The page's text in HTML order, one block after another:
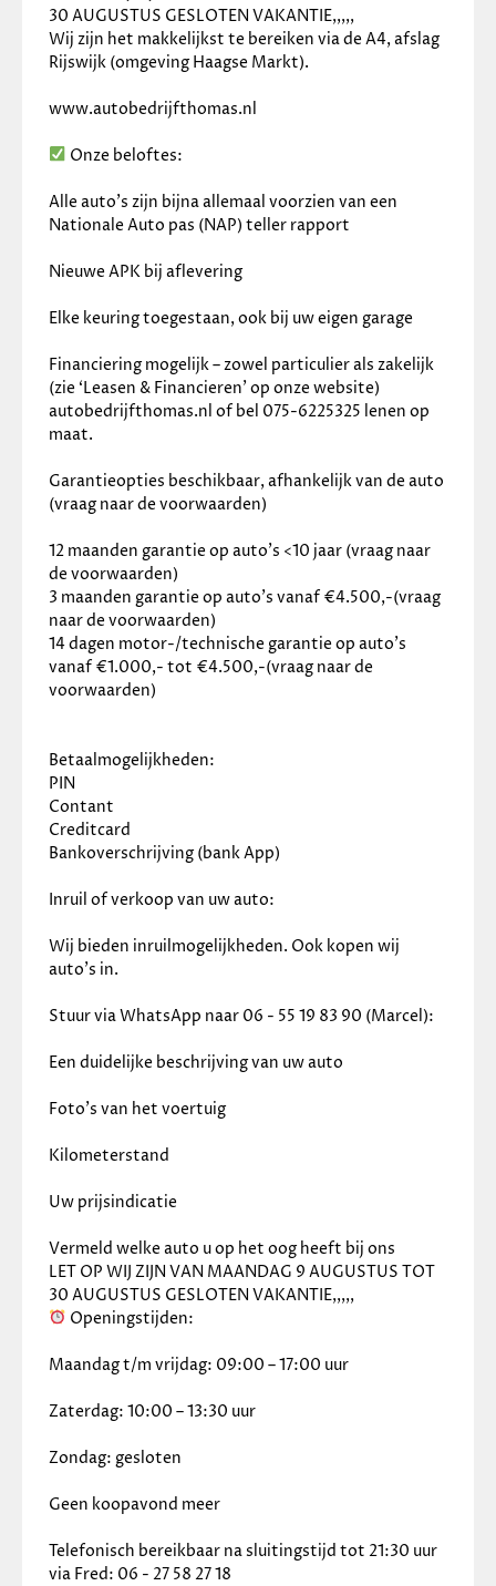
30 AUGUSTUS GESLOTEN VAKANTIE,,,,,
Wij zijn het makkelijkst te bereiken via de A4, afslag
Rijswijk (omgeving Haagse Markt).
www.autobedrijfthomas.nl
Onze beloftes:
Alle auto’s zijn bijna allemaal voorzien van een
Nationale Auto pas (NAP) teller rapport
Nieuwe APK bij aflevering
Elke keuring toegestaan, ook bij uw eigen garage
Financiering mogelijk – zowel particulier als zakelijk
(zie ‘Leasen & Financieren’ op onze website)
autobedrijfthomas.nl of bel 075-6225325 lenen op
maat.
Garantieopties beschikbaar, afhankelijk van de auto
(vraag naar de voorwaarden)
12 maanden garantie op auto’s <10 jaar (vraag naar
de voorwaarden)
3 maanden garantie op auto’s vanaf €4.500,-(vraag
naar de voorwaarden)
14 dagen motor-/technische garantie op auto’s
vanaf €1.000,- tot €4.500,-(vraag naar de
voorwaarden)
Betaalmogelijkheden:
PIN
Contant
Creditcard
Bankoverschrijving (bank App)
Inruil of verkoop van uw auto:
Wij bieden inruilmogelijkheden. Ook kopen wij
auto’s in.
Stuur via WhatsApp naar 06 - 55 19 83 90 (Marcel):
Een duidelijke beschrijving van uw auto
Foto’s van het voertuig
Kilometerstand
Uw prijsindicatie
Vermeld welke auto u op het oog heeft bij ons
LET OP WIJ ZIJN VAN MAANDAG 9 AUGUSTUS TOT
30 AUGUSTUS GESLOTEN VAKANTIE,,,,,
Openingstijden:
Maandag t/m vrijdag: 09:00 – 17:00 uur
Zaterdag: 10:00 – 13:30 uur
Zondag: gesloten
Geen koopavond meer
Telefonisch bereikbaar na sluitingstijd tot 21:30 uur
via Fred: 06 - 27 58 27 18